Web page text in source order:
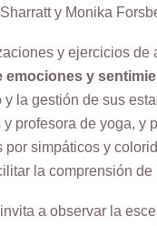
y Monika
y ejercicios de
emociones y
y la gestión de sus
profesora de yoga, y
por simpáticos y
la comprensión
a observar la